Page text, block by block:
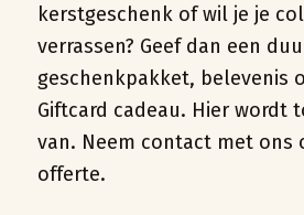
kerstgeschenk of wil je je
verrassen? Geef dan een
geschenkpakket, belevenis
Giftcard cadeau. Hier wordt
van. Neem contact met ons
offerte.